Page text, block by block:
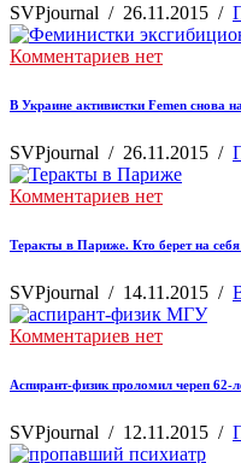
SVPjournal / 26.11.2015 /
Комментариев нет
В Украине активистки Femen снова
SVPjournal / 26.11.2015 /
Комментариев нет
Теракты в Париже. Кто берет на
SVPjournal / 14.11.2015 /
Комментариев нет
Аспирант-физик проломил череп 62-
SVPjournal / 12.11.2015 /